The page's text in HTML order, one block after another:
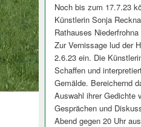
Noch bis zum 17.7.23
Künstlerin Sonja
Rathauses
Zur Vernissage lud der
2.6.23 ein. Die
Schaffen und
Gemälde. Bereichernd
Auswahl ihrer Gedichte
Gesprächen und
Abend gegen 20 Uhr